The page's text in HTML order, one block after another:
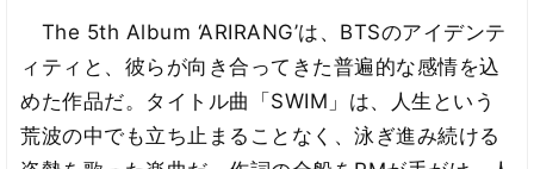
The 5th Album ‘ARIRANG’は、BTSのアイデンテ
ィティと、彼らが向き合ってきた普遍的な感情を込
めた作品だ。タイトル曲「SWIM」は、人生という
荒波の中でも立ち止まることなく、泳ぎ進み続ける